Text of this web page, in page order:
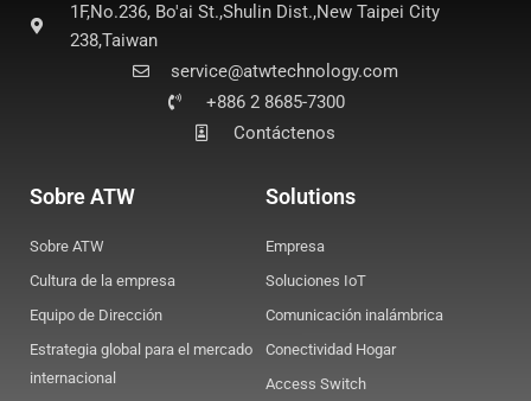
1F,No.236, Bo'ai St.,Shulin Dist.,New Taipei City
238,Taiwan
service@atwtechnology.com
+886 2 8685-7300
Contáctenos
Sobre ATW
Sobre ATW
Cultura de la empresa
Equipo de Dirección
Estrategia global para el mercado
internacional
Solutions
Empresa
Soluciones IoT
Comunicación inalámbrica
Conectividad Hogar
Access Switch